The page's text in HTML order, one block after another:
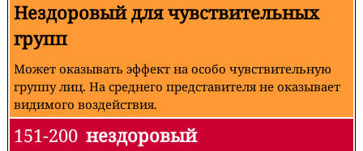
Нездоровый для чувствительных
групп
Может оказывать эффект на особо чувствительную
группу лиц. На среднего представителя не оказывает
видимого воздействия.
151-200 нездоровый